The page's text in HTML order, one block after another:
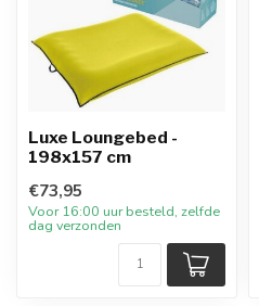
Luxe Loungebed -
198x157 cm
€73,95
Voor 16:00 uur besteld, zelfde
dag verzonden